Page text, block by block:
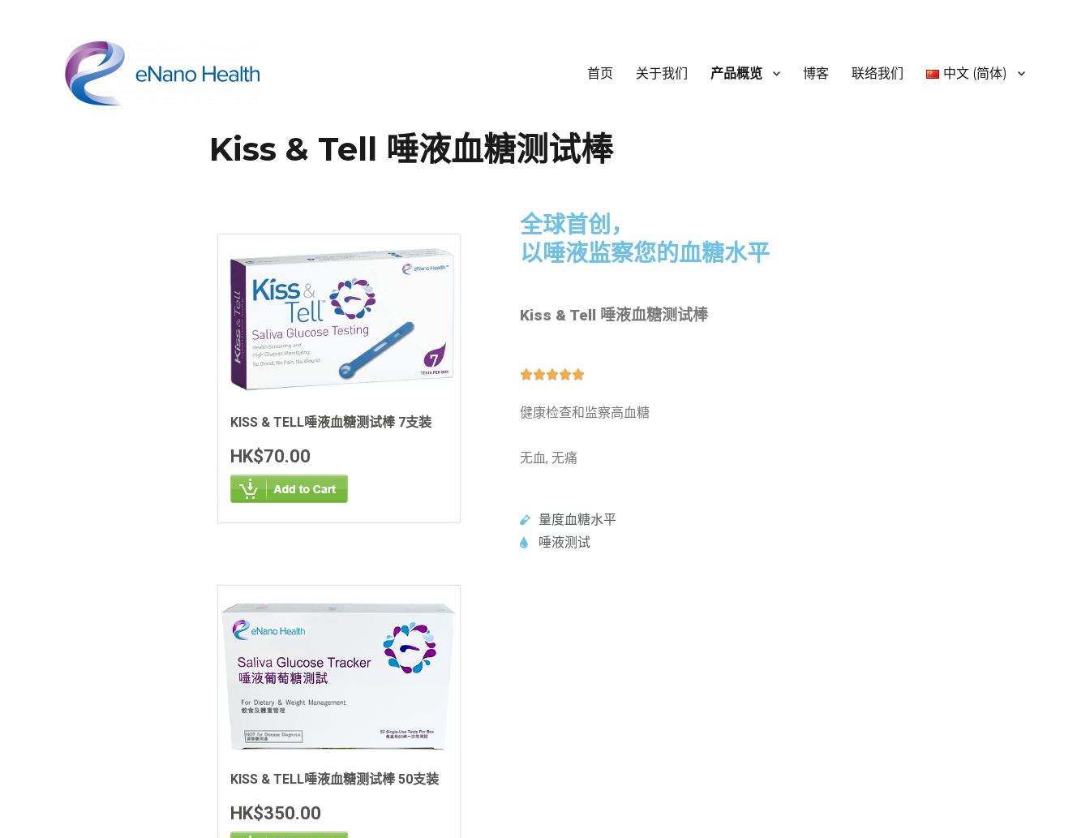
首页 关于我们 产品概览 博客 联络我们 中文 (简体)
Kiss & Tell 唾液血糖测试棒
KISS & TELL唾液血糖测试棒 7支装
HK$70.00
KISS & TELL唾液血糖测试棒 50支装
HK$350.00
全球首创，
以唾液监察您的血糖水平
Kiss & Tell 唾液血糖测试棒

健康检查和监察高血糖
无血, 无痛
量度血糖水平
唾液测试